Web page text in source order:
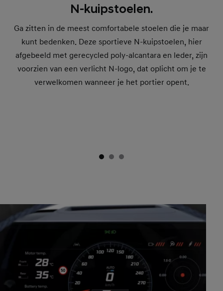
N-kuipstoelen.
Ga zitten in de meest comfortabele stoelen die je maar
kunt bedenken. Deze sportieve N-kuipstoelen, hier
afgebeeld met gerecycled poly-alcantara en leder, zijn
voorzien van een verlicht N-logo, dat oplicht om je te
verwelkomen wanneer je het portier opent.